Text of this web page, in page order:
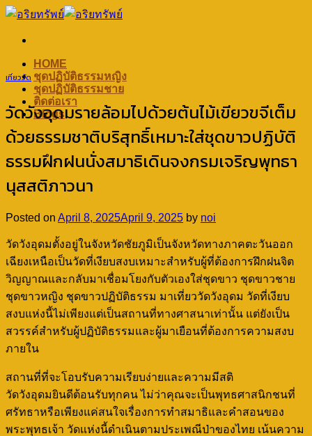
Skip
HOME
ชุดปฏิบัติธรรมหญิง
ชุดปฏิบัติธรรมชาย
ติดต่อเรา
Blogs
เที่ยววัด
วัดวังอุดมรายล้อมไปด้วยต้นไม้เขียวขจีเต็ม
ด้วยธรรมชาติบริสุทธิ์เหมาะใส่ชุดขาวปฏิบัติ
ธรรมฝึกฝนนั่งสมาธิเดินจงกรมเจริญพุทธา
นุสสติภาวนา
Posted on April 8, 2025April 9, 2025 by noi
วัดวังอุดมตั้งอยู่ในจังหวัดชัยภูมิเป็นจังหวัดทางภาคตะวันออก
เฉียงเหนือเป็นวัดที่เงียบสงบเหมาะสำหรับผู้ที่ต้องการฝึกฝนจิต
วิญญาณและกลับมาเชื่อมโยงกับตัวเองใส่ชุดขาว ชุดขาวชาย
ชุดขาวหญิง ชุดขาวปฏิบัติธรรม มาเที่ยววัดวังอุดม วัดที่เงียบ
สงบแห่งนี้ไม่เพียงแต่เป็นสถานที่ทางศาสนาเท่านั้น แต่ยังเป็น
สวรรค์สำหรับผู้ปฏิบัติธรรมและผู้มาเยือนที่ต้องการความสงบ
ภายใน
สถานที่ที่จะโอบรับความเรียบง่ายและความมีสติ
วัดวังอุดมยินดีต้อนรับทุกคน ไม่ว่าคุณจะเป็นพุทธศาสนิกชนที่
ศรัทธาหรือเพียงแค่สนใจเรื่องการทำสมาธิและคำสอนของ
พระพุทธเจ้า วัดแห่งนี้ดำเนินตามประเพณีป่าของไทย เน้นความ